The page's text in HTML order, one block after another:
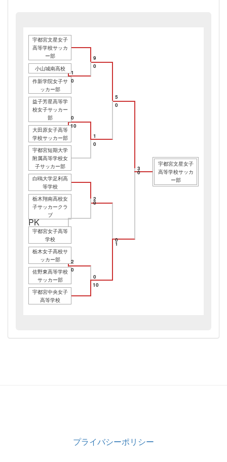
宇都宮文星女子
高等学校サッカ
ー部
9
小山城南高校
1
作新学院女子サ
ッカー部
0
0
5
益子芳星高等学
校女子サッカー
部
0
大田原女子高等
学校サッカー部
10
1
宇都宮短期大学
附属高等学校女
子サッカー部
0
0
3
白鴎大学足利高
等学校
2
栃木翔南高校女
子サッカークラ
ブ
PK
宇都宮女子高等
学校
0
0
栃木女子高校サ
ッカー部
2
佐野東高等学校
サッカー部
0
0
宇都宮中央女子
高等学校
10
1
0
宇都宮文星女子
高等学校サッカ
ー部
プライバシーポリシー